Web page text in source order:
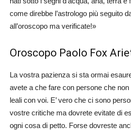
come direbbe l’astrologo più seguito
all’oroscopo ma verificate!»
Oroscopo Paolo Fox
La vostra pazienza si sta ormai
avete a che fare con persone che
leali con voi. E’ vero che ci sono
vostre critiche ma dovrete evitate di
ogni cosa di petto. Forse dovreste